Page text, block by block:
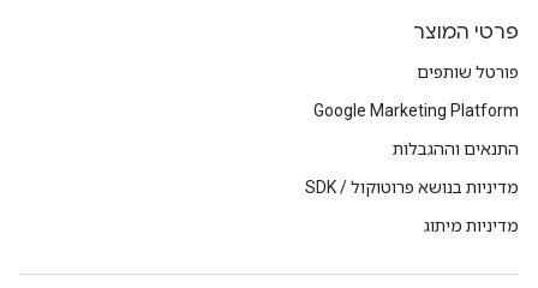
פרטי המוצר
פורטל שותפים
Google Marketing Platform
התנאים וההגבלות
מדיניות בנושא פרוטוקול / SDK
מדיניות מיתוג